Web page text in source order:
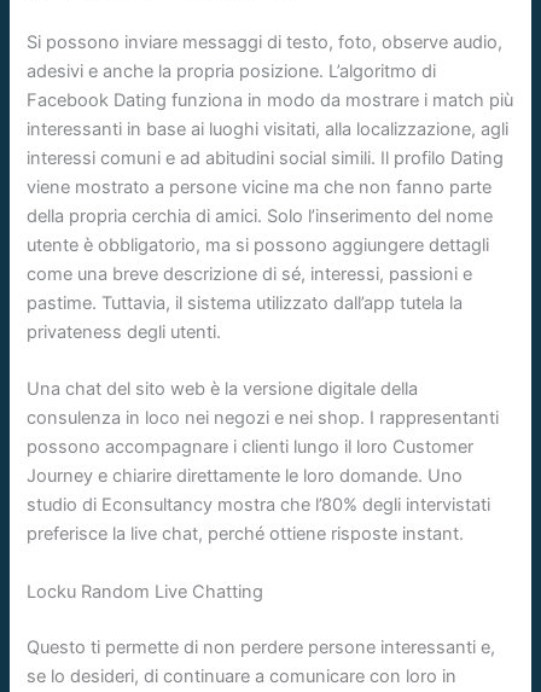
Si possono inviare messaggi di testo, foto, observe audio,
adesivi e anche la propria posizione. L’algoritmo di
Facebook Dating funziona in modo da mostrare i match più
interessanti in base ai luoghi visitati, alla localizzazione, agli
interessi comuni e ad abitudini social simili. Il profilo Dating
viene mostrato a persone vicine ma che non fanno parte
della propria cerchia di amici. Solo l’inserimento del nome
utente è obbligatorio, ma si possono aggiungere dettagli
come una breve descrizione di sé, interessi, passioni e
pastime. Tuttavia, il sistema utilizzato dall’app tutela la
privateness degli utenti.
Una chat del sito web è la versione digitale della
consulenza in loco nei negozi e nei shop. I rappresentanti
possono accompagnare i clienti lungo il loro Customer
Journey e chiarire direttamente le loro domande. Uno
studio di Econsultancy mostra che l’80% degli intervistati
preferisce la live chat, perché ottiene risposte instant.
Locku Random Live Chatting
Questo ti permette di non perdere persone interessanti e,
se lo desideri, di continuare a comunicare con loro in